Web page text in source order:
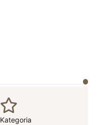
Kategoria